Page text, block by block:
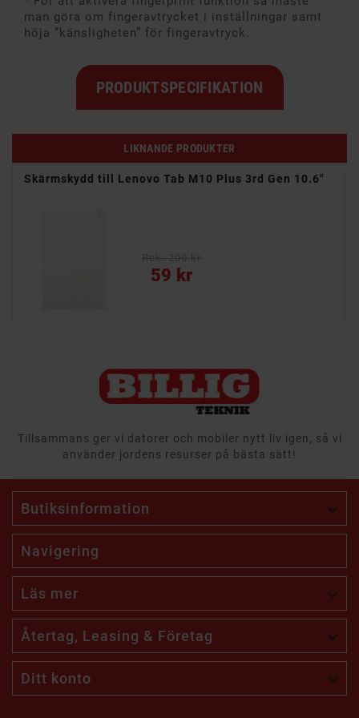
man göra om fingeravtrycket i inställningar samt
höja ”känsligheten” för fingeravtryck.
PRODUKTSPECIFIKATION
LIKNANDE PRODUKTER
Skärmskydd till Lenovo Tab M10 Plus 3rd Gen 10.6"
59 kr
Pris
Tillsammans ger vi datorer och mobiler nytt liv igen, så vi
använder jordens resurser på bästa sätt!
Butiksinformation 
Navigering
Läs mer 
Återtag, Leasing & Företag 
Ditt konto 